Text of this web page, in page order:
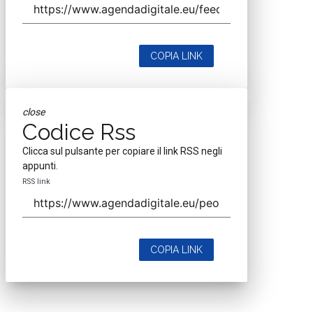
COPIA LINK
close
Codice Rss
Clicca sul pulsante per copiare il link RSS negli
appunti.
RSS link
COPIA LINK